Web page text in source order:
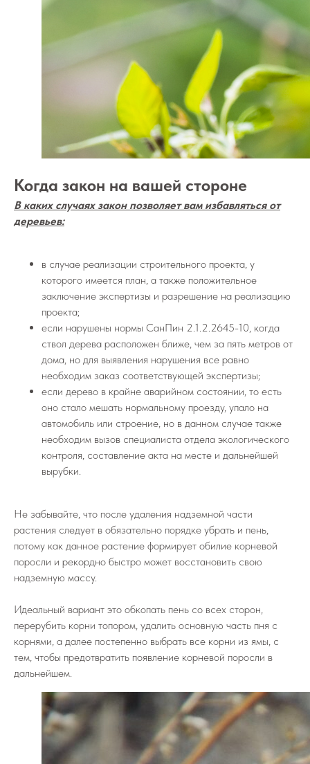
Когда закон на вашей стороне
В каких случаях закон позволяет вам избавляться от
деревьев:
в случае реализации строительного проекта, у
которого имеется план, а также положительное
заключение экспертизы и разрешение на реализацию
проекта;
если нарушены нормы СанПин 2.1.2.2645-10, когда
ствол дерева расположен ближе, чем за пять метров от
дома, но для выявления нарушения все равно
необходим заказ соответствующей экспертизы;
если дерево в крайне аварийном состоянии, то есть
оно стало мешать нормальному проезду, упало на
автомобиль или строение, но в данном случае также
необходим вызов специалиста отдела экологического
контроля, составление акта на месте и дальнейшей
вырубки.
Не забывайте, что после удаления надземной части
растения следует в обязательно порядке убрать и пень,
потому как данное растение формирует обилие корневой
поросли и рекордно быстро может восстановить свою
надземную массу.
Идеальный вариант это обкопать пень со всех сторон,
перерубить корни топором, удалить основную часть пня с
корнями, а далее постепенно выбрать все корни из ямы, с
тем, чтобы предотвратить появление корневой поросли в
дальнейшем.